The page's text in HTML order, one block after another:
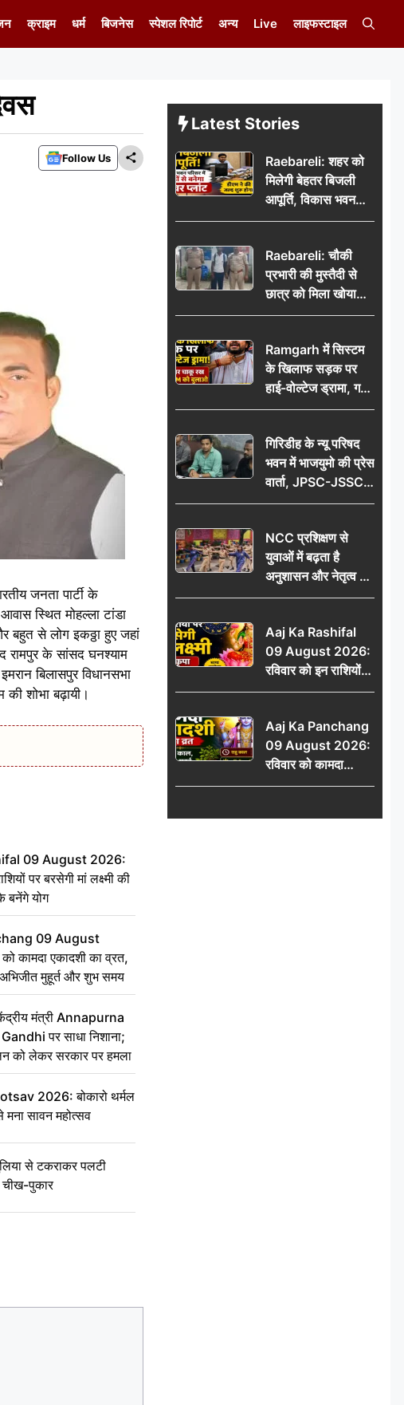
क्राइम धर्म बिजनेस स्पेशल रिपोर्ट अन्य Live लाइफस्टाइल
Follow Us
जनता पार्टी के
स्थित मोहल्ला टांडा
बहुत से लोग इकठ्ठा हुए जहां
के सांसद घनश्याम
बिलासपुर विधानसभा
शोभा बढ़ायी।
09 August 2026:
पर बरसेगी मां लक्ष्मी की
बनेंगे योग
09 August
कामदा एकादशी का व्रत,
मुहूर्त और शुभ समय
केंद्रीय मंत्री Annapurna
पर साधा निशाना;
को लेकर सरकार पर हमला
2026: बोकारो थर्मल
सावन महोत्सव
से टकराकर पलटी
पुकार
Latest Stories
Raebareli: शहर को
मिलेगी बेहतर बिजली
आपूर्ति, विकास भवन
परिसर में करोड़ों से
Raebareli: चौकी
प्रभारी की मुस्तैदी से
छात्र को मिला खोया
बैग, जरूरी दस्तावेज
पुलिस टीम का जताया
आभार
Ramgarh में सिस्टम
के खिलाफ सड़क पर
हाई-वोल्टेज ड्रामा, गर्दन
पर चाकू रख बोला- CM
वायरल
गिरिडीह के न्यू परिषद
भवन में भाजयुमो की प्रेस
वार्ता, JPSC-JSSC
पेपर लीक के विरोध में
विधानसभा घेराव का
ऐलान
NCC प्रशिक्षण से
युवाओं में बढ़ता है
अनुशासन और नेतृत्व का
गुण: डॉ. जी.एन. खान
Aaj Ka Rashifal
09 August 2026:
रविवार को इन राशियों
पर बरसेगी मां लक्ष्मी की
योग
Aaj Ka Panchang
09 August 2026:
रविवार को कामदा
एकादशी का व्रत, जानें
और शुभ समय